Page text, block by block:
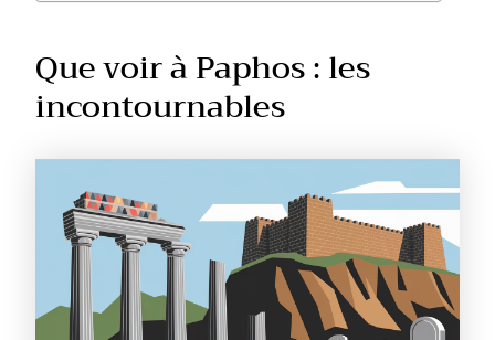
Que voir à Paphos : les
incontournables